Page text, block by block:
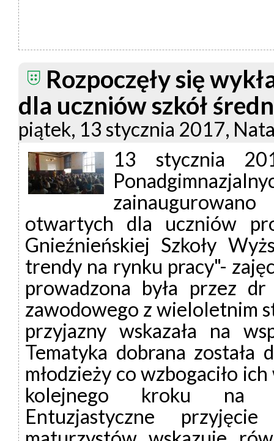
Rozpoczęły się
dla uczniów szkół
piątek, 13 stycznia 2017,
13 stycznia
otwartych dla uczniów
Gnieźnieńskiej Szkoły
trendy na rynku pracy"-
prowadzona była przez
zawodowego z wieloletnim
przyjazny wskazała na
Tematyka dobrana
młodzieży co wzbogaciło
kolejnego kroku na
Entuzjastyczne